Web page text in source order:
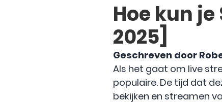
Hoe kun
2025]
Geschreven door
Als het gaat om live
populaire. De tijd dat
bekijken en streamen